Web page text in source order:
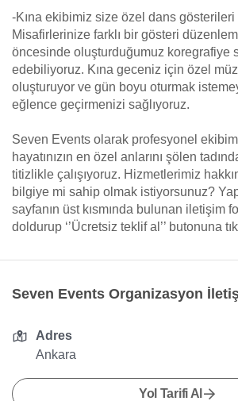
-Kına ekibimiz size özel dans
Misafirlerinize farklı bir gösteri
öncesinde oluşturduğumuz koregrafiye
edebiliyoruz. Kına geceniz için özel
oluşturuyor ve gün boyu oturmak
eğlence geçirmenizi sağlıyoruz.
Seven Events olarak profesyonel
hayatınızın en özel anlarını şölen
titizlikle çalışıyoruz. Hizmetlerimiz
bilgiye mi sahip olmak istiyorsunuz?
sayfanın üst kısmında bulunan iletişim
doldurup ‘’Ücretsiz teklif al’’ butonuna
Seven Events Organizasyon
Adres
Ankara
Yol Tarifi Al